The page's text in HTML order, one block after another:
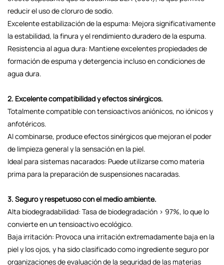
reducir el uso de cloruro de sodio.
Excelente estabilización de la espuma: Mejora significativamente
la estabilidad, la finura y el rendimiento duradero de la espuma.
Resistencia al agua dura: Mantiene excelentes propiedades de
formación de espuma y detergencia incluso en condiciones de
agua dura.
2. Excelente compatibilidad y efectos sinérgicos.
Totalmente compatible con tensioactivos aniónicos, no iónicos y
anfotéricos.
Al combinarse, produce efectos sinérgicos que mejoran el poder
de limpieza general y la sensación en la piel.
Ideal para sistemas nacarados: Puede utilizarse como materia
prima para la preparación de suspensiones nacaradas.
3. Seguro y respetuoso con el medio ambiente.
Alta biodegradabilidad: Tasa de biodegradación > 97%, lo que lo
convierte en un tensioactivo ecológico.
Baja irritación: Provoca una irritación extremadamente baja en la
piel y los ojos, y ha sido clasificado como ingrediente seguro por
organizaciones de evaluación de la seguridad de las materias